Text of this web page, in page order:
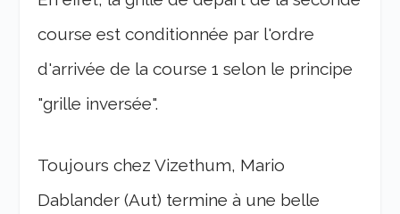
course est conditionnée par l'ordre
d'arrivée de la course 1 selon le principe
"grille inversée".
Toujours chez Vizethum, Mario
Dablander (Aut) termine à une belle